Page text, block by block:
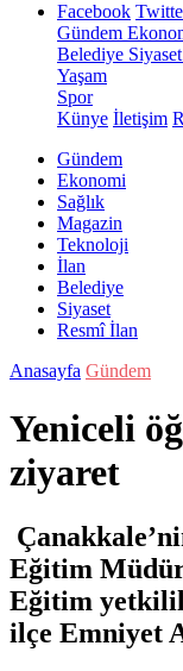
Facebook
Gündem
Belediye Siyaset
Yaşam
Spor
Künye İletişim
Gündem
Ekonomi
Sağlık
Magazin
Teknoloji
İlan
Belediye
Siyaset
Resmî İlan
Anasayfa Gündem
Yeniceli
ziyaret
Eğitim
Eğitim
ilçe Emniyet